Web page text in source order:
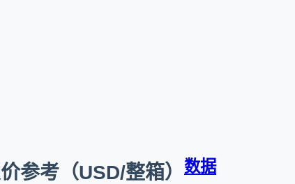
参考（USD/整箱） 数据